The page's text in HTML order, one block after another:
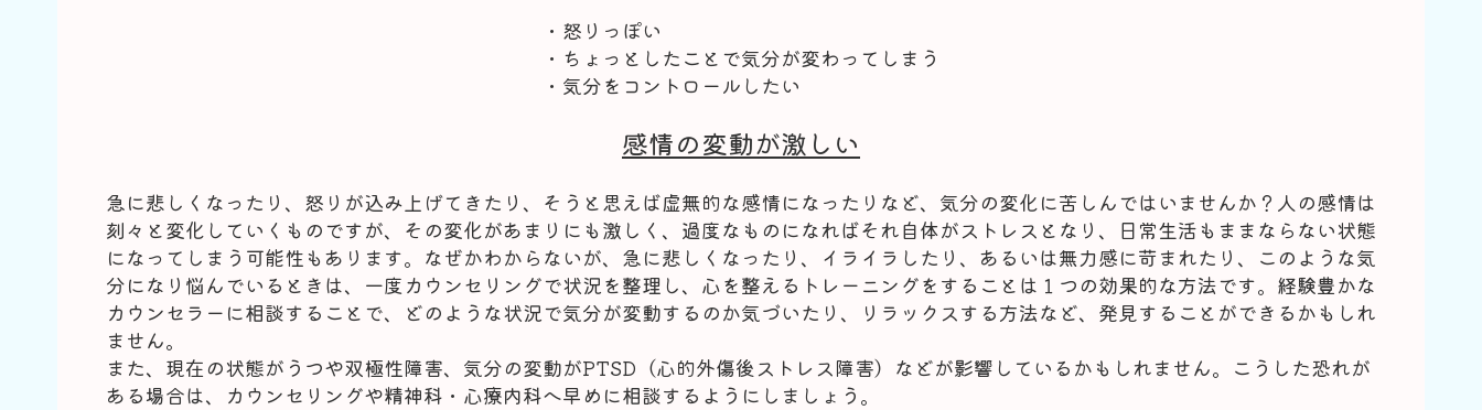
・怒りっぽい
・ちょっとしたことで気分が変わってしまう
・気分をコントロールしたい
感情の変動が激しい
急に悲しくなったり、怒りが込み上げてきたり、そうと思えば虚無的な感情になったりなど、気分の変化に苦しんではいませんか？人の感情は
刻々と変化していくものですが、その変化があまりにも激しく、過度なものになればそれ自体がストレスとなり、日常生活もままならない状態
になってしまう可能性もあります。なぜかわからないが、急に悲しくなったり、イライラしたり、あるいは無力感に苛まれたり、このような気
分になり悩んでいるときは、一度カウンセリングで状況を整理し、心を整えるトレーニングをすることは１つの効果的な方法です。経験豊かな
カウンセラーに相談することで、どのような状況で気分が変動するのか気づいたり、リラックスする方法など、発見することができるかもしれ
ません。
また、現在の状態がうつや双極性障害、気分の変動がPTSD（心的外傷後ストレス障害）などが影響しているかもしれません。こうした恐れが
ある場合は、カウンセリングや精神科・心療内科へ早めに相談するようにしましょう。